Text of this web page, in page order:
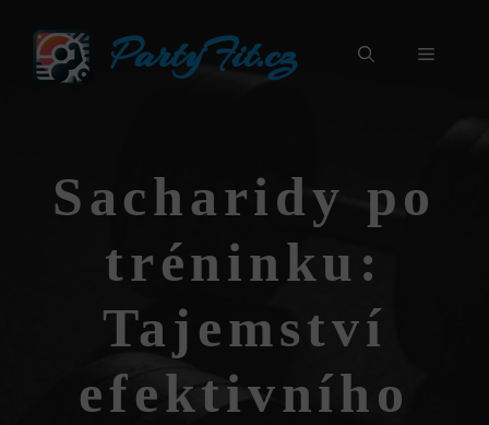
obsah
PartyFit.cz Menu
Sacharidy po
tréninku:
Tajemství
efektivního